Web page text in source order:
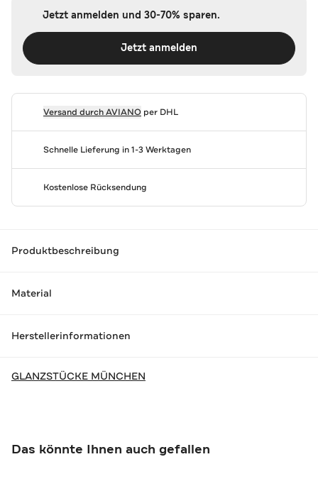
Jetzt anmelden und 30-70% sparen.
Jetzt anmelden
Versand durchAVIANOper DHL
Schnelle Lieferung in 1-3 Werktagen
Kostenlose Rücksendung
Produktbeschreibung
Material
Herstellerinformationen
GLANZSTÜCKE MÜNCHEN
Das könnte Ihnen auch gefallen